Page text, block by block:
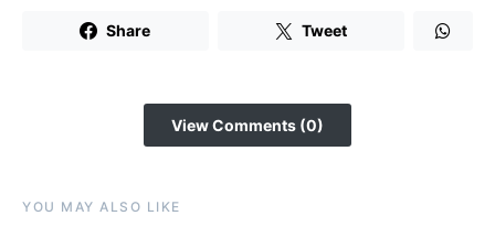
Share Tweet
View Comments (0)
YOU MAY ALSO LIKE